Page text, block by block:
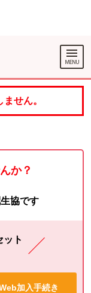
せん。
か？
協です
ット
加入手続き